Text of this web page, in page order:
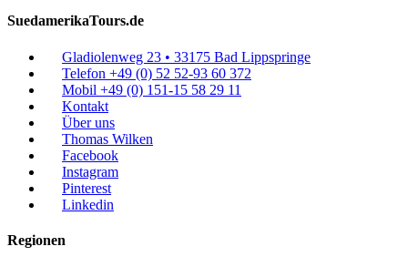
SuedamerikaTours.de
Gladiolenweg 23 • 33175 Bad Lippspringe
Telefon +49 (0) 52 52-93 60 372
Mobil +49 (0) 151-15 58 29 11
Kontakt
Über uns
Thomas Wilken
Facebook
Instagram
Pinterest
Linkedin
Regionen